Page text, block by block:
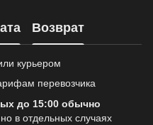
Возврат
курьером
перевозчика
до 15:00 обычно
но в отдельных случаях